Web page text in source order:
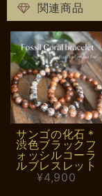
関連商品
サンゴの化石＊
渋色ブラックフ
ォッシルコーラ
ルブレスレット
¥4,900